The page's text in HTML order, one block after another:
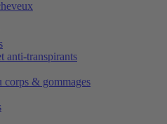
anti-transpirants
corps & gommages